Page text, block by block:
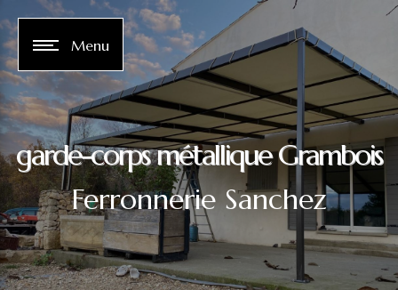
Menu
garde-corps métallique Grambois
Ferronnerie Sanchez
Panneau de gestion des cookies